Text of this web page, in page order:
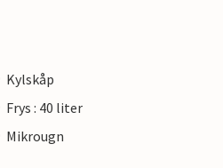
Kylskåp
Frys : 40 liter
Mikrougn